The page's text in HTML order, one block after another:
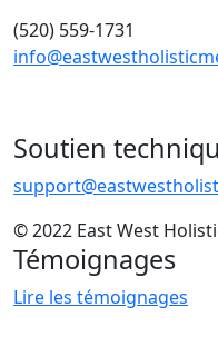
(520) 559-1731
Soutien
© 2022 East West
Témoignages
Lire les témoignages